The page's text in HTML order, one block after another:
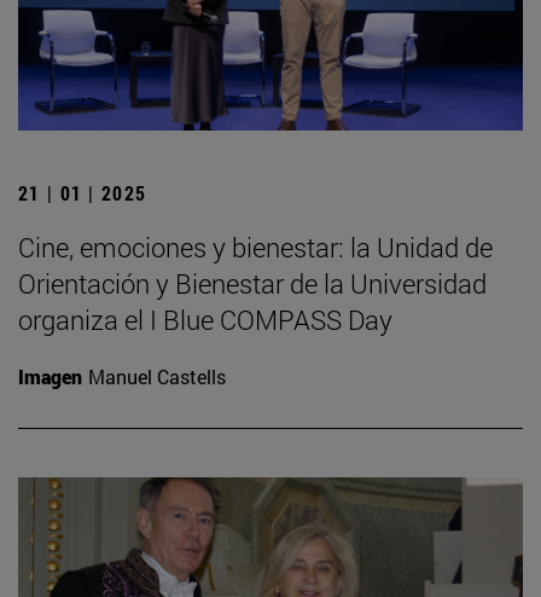
21 | 01 | 2025
Cine, emociones y bienestar: la Unidad de
Orientación y Bienestar de la Universidad
organiza el I Blue COMPASS Day
Imagen Manuel Castells